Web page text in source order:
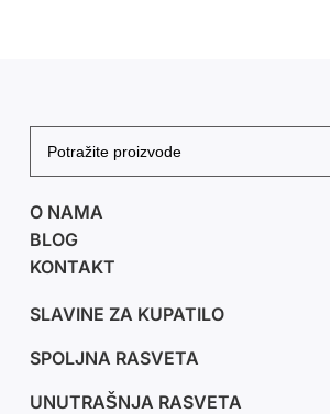
O NAMA
BLOG
KONTAKT
SLAVINE ZA KUPATILO
SPOLJNA RASVETA
UNUTRAŠNJA RASVETA